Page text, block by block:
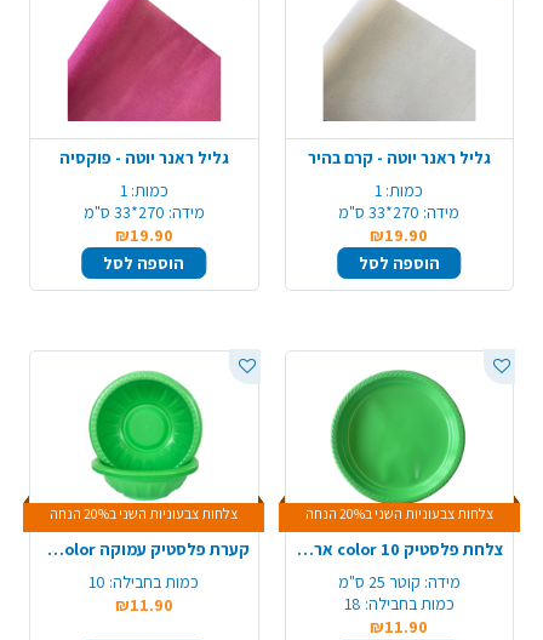
גליל ראנר יוטה - קרם בהיר
כמות: 1
מידה: 270*33 ס"מ
₪19.90
הוספה לסל
גליל ראנר יוטה - פוקסיה
כמות: 1
מידה: 270*33 ס"מ
₪19.90
הוספה לסל
צלחות צבעוניות השני ב20% הנחה
צלחת פלסטיק 10 color ארוז 18 יח'- ירוק תפוח
מידה: קוטר 25 ס"מ
כמות בחבילה: 18
₪11.90
צלחות צבעוניות השני ב20% הנחה
קערת פלסטיק עמוקה color ארוז 10 יח' - ירוק תפוח
כמות בחבילה: 10
₪11.90